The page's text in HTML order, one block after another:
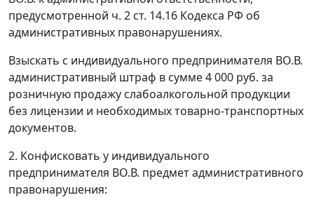
предусмотренной ч. 2 ст. 14.16 Кодекса РФ об
административных правонарушениях.
Взыскать с индивидуального предпринимателя ВО.В.
административный штраф в сумме 4 000 руб. за
розничную продажу слабоалкогольной продукции
без лицензии и необходимых товарно-транспортных
документов.
2. Конфисковать у индивидуального
предпринимателя ВО.В. предмет административного
правонарушения: